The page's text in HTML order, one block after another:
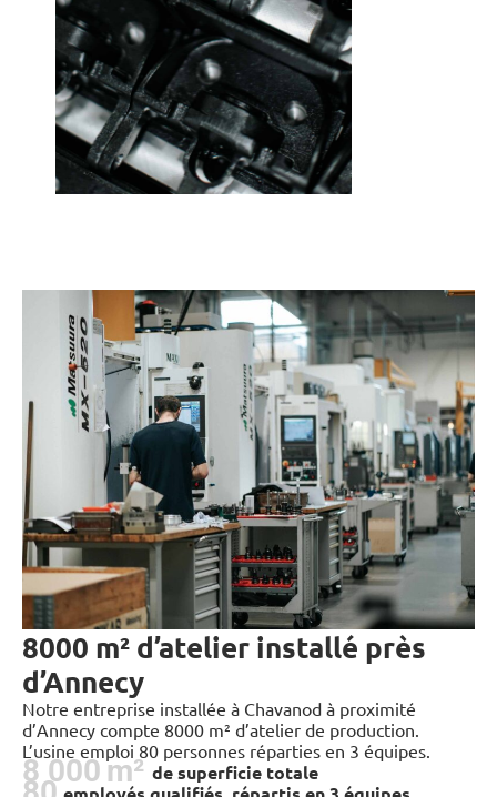
8000 m² d’atelier installé près
d’Annecy
Notre entreprise installée à Chavanod à proximité
d’Annecy compte 8000 m² d’atelier de production.
L’usine emploi 80 personnes réparties en 3 équipes.
de superficie totale
8 000 m²